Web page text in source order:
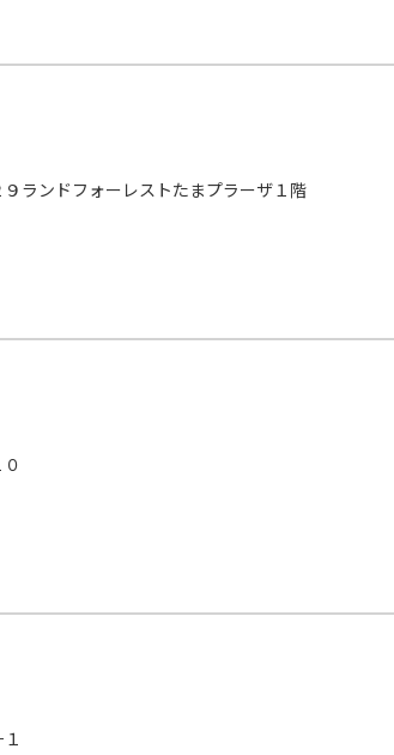
ランドフォーレストたまプラーザ１階